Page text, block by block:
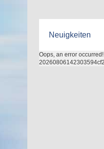
Neuigkeiten
Oops, an error